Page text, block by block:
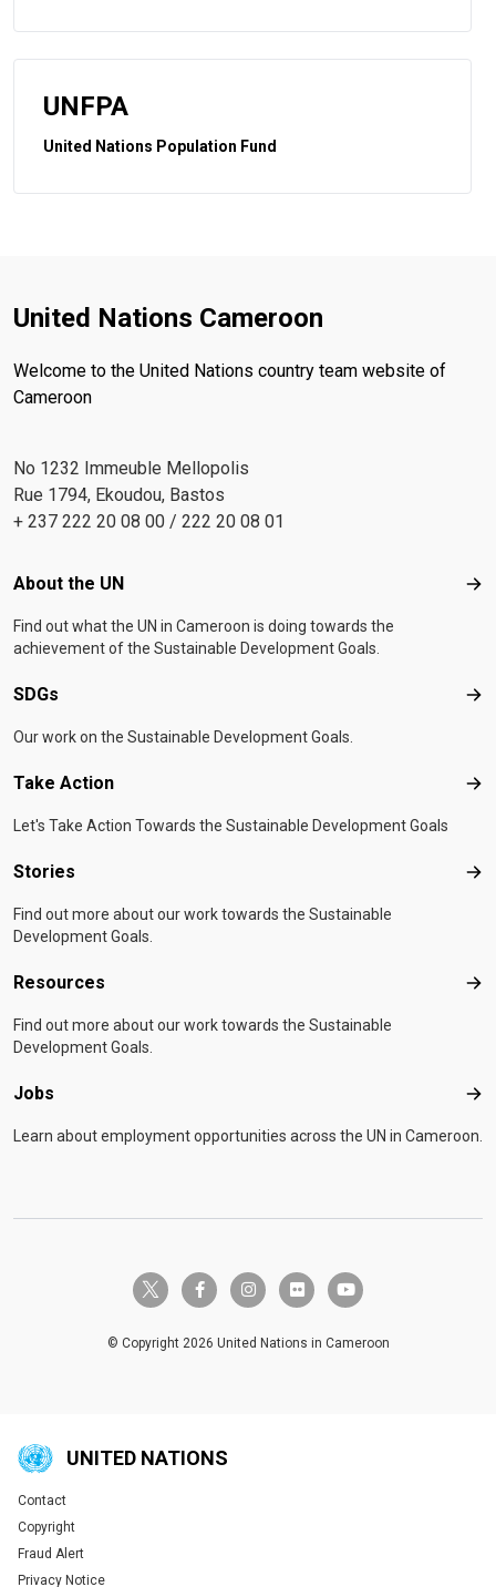
UNFPA
United Nations Population Fund
United Nations Cameroon
Welcome to the United Nations country team website of
Cameroon
No 1232 Immeuble Mellopolis
Rue 1794, Ekoudou, Bastos
+ 237 222 20 08 00 / 222 20 08 01
Footer menu
About the UN
Find out what the UN in Cameroon is doing towards the
achievement of the Sustainable Development Goals.
SDGs
Our work on the Sustainable Development Goals.
Take Action
Let's Take Action Towards the Sustainable Development Goals
Stories
Find out more about our work towards the Sustainable
Development Goals.
Resources
Find out more about our work towards the Sustainable
Development Goals.
Jobs
Learn about employment opportunities across the UN in Cameroon.
twitter-x facebook-finstagramflickr youtube
© Copyright 2026 United Nations in Cameroon
UNITED NATIONS
Global U.N. menu
Contact
Copyright
Fraud Alert
Privacy Notice